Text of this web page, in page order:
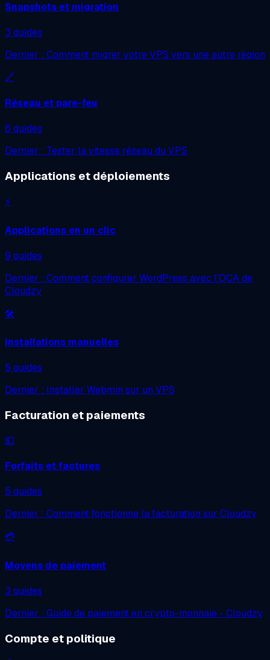
Snapshots et migration
3 guides
Dernier : Comment migrer votre VPS vers une autre région
🔗
Réseau et pare-feu
6 guides
Dernier : Tester la vitesse réseau du VPS
Applications et déploiements
⚡
Applications en un clic
9 guides
Dernier : Comment configurer WordPress avec l'OCA de
Cloudzy
🛠️
Installations manuelles
5 guides
Dernier : Installer Webmin sur un VPS
Facturation et paiements
💵
Forfaits et factures
5 guides
Dernier : Comment fonctionne la facturation sur Cloudzy
💳
Moyens de paiement
3 guides
Dernier : Guide de paiement en crypto-monnaie - Cloudzy
Compte et politique